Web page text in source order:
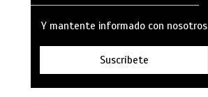
Y mantente informado con nosotros
Suscríbete